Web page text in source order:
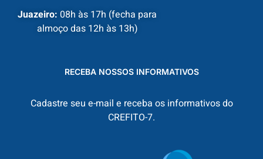
Juazeiro: 08h às 17h (fecha para
almoço das 12h às 13h)
RECEBA NOSSOS INFORMATIVOS
Cadastre seu e-mail e receba os informativos do
CREFITO-7.